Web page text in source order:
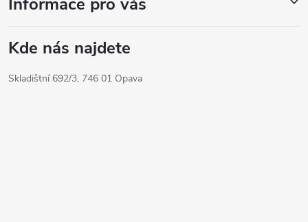
Kde nás najdete
Skladištní 692/3, 746 01 Opava